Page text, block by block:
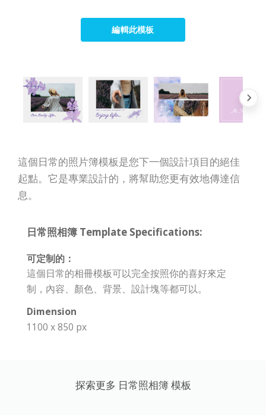
編輯此模板
這個日常的照片簿模板是您下一個設計項目的絕佳
起點。它是專業設計的，將幫助您更有效地傳達信
息。
日常照相簿 Template Specifications:
可定制的：
這個日常的相冊模板可以完全按照你的喜好來定
制，內容、顏色、背景、設計塊等都可以。
Dimension
1100 x 850 px
探索更多 日常照相簿 模板